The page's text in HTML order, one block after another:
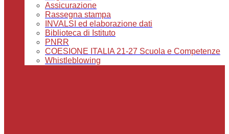
Assicurazione
Rassegna stampa
INVALSI ed elaborazione dati
Biblioteca di Istituto
PNRR
COESIONE ITALIA 21-27 Scuola e Competenze
Whistleblowing